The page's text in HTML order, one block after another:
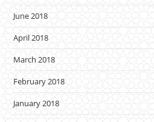
June 2018
April 2018
March 2018
February 2018
January 2018